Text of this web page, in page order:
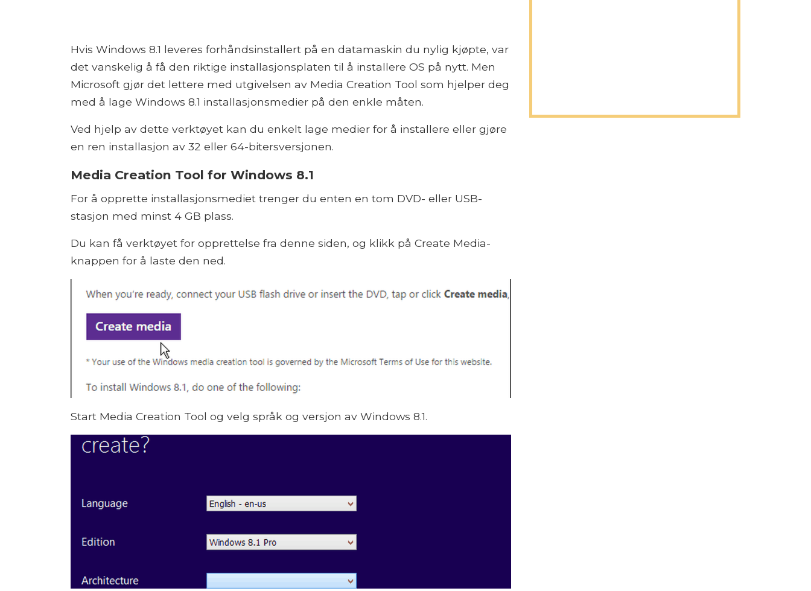
Hvis Windows 8.1 leveres forhåndsinstallert på en datamaskin du nylig kjøpte, var
det vanskelig å få den riktige installasjonsplaten til å installere OS på nytt. Men
Microsoft gjør det lettere med utgivelsen av Media Creation Tool som hjelper deg
med å lage Windows 8.1 installasjonsmedier på den enkle måten.
Ved hjelp av dette verktøyet kan du enkelt lage medier for å installere eller gjøre
en ren installasjon av 32 eller 64-bitersversjonen.
Media Creation Tool for Windows 8.1
For å opprette installasjonsmediet trenger du enten en tom DVD- eller USB-
stasjon med minst 4 GB plass.
Du kan få verktøyet for opprettelse fra denne siden, og klikk på Create Media-
knappen for å laste den ned.
Start Media Creation Tool og velg språk og versjon av Windows 8.1.